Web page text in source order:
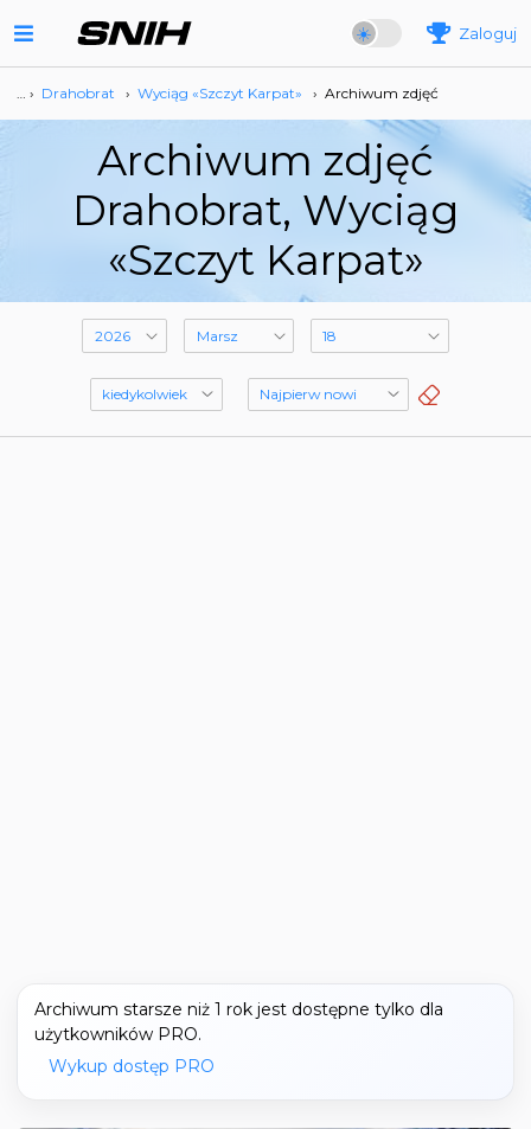
Zaloguj
… › Drahobrat › Wyciąg «Szczyt Karpat» › Archiwum zdjęć
Archiwum zdjęć
Drahobrat, Wyciąg
«Szczyt Karpat»
Archiwum starsze niż 1 rok jest dostępne tylko dla
użytkowników PRO.
Wykup dostęp PRO